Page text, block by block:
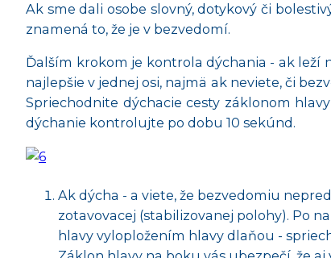
Ak sme dali osobe slovný, dotykový či
znamená to, že je v bezvedomí.
Ďalším krokom je kontrola dýchania - ak leží
najlepšie v jednej osi, najmä ak neviete, či
Spriechodnite dýchacie cesty záklonom
dýchanie kontrolujte po dobu 10 sekúnd.
Ak dýcha - a viete, že bezvedomiu
zotavovacej (stabilizovanej polohy). Po
hlavy vylopložením hlavy dlaňou -